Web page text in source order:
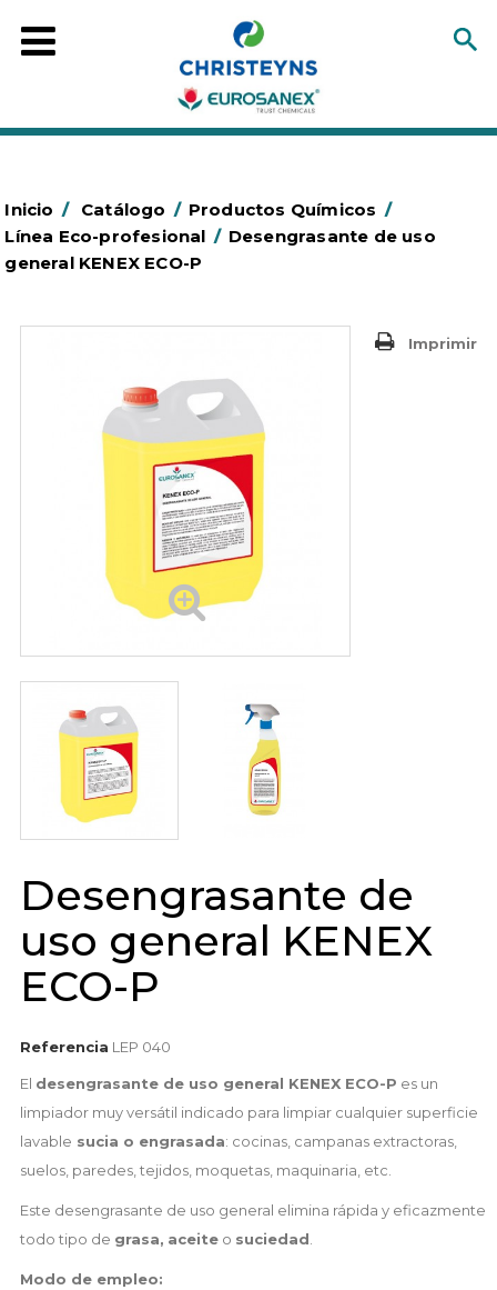
Inicio / Catálogo / Productos Químicos /
Línea Eco-profesional / Desengrasante de uso
general KENEX ECO-P
Imprimir
Desengrasante de
uso general KENEX
ECO-P
Referencia LEP 040
El desengrasante de uso general KENEX ECO-P es un
limpiador muy versátil indicado para limpiar cualquier superficie
lavable sucia o engrasada: cocinas, campanas extractoras,
suelos, paredes, tejidos, moquetas, maquinaria, etc.
Este desengrasante de uso general elimina rápida y eficazmente
todo tipo de grasa, aceiteo suciedad
Modo de empleo: